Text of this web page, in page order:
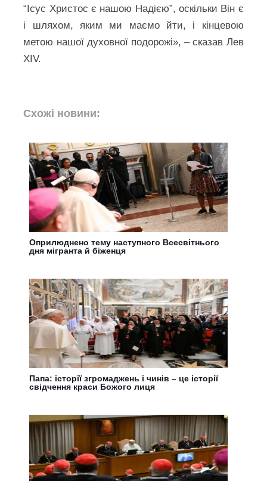
“Ісус Христос є нашою Надією”, оскільки Він є
і шляхом, яким ми маємо йти, і кінцевою
метою нашої духовної подорожі», – сказав Лев
XIV.
Схожі новини:
Оприлюднено тему наступного Всесвітнього
дня мігранта й біженця
Папа: історії згромаджень і чинів – це історії
свідчення краси Божого лиця